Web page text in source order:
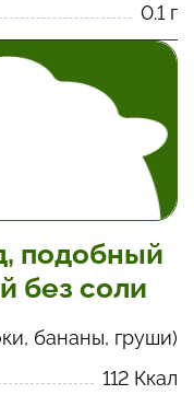
0.1 г
подобный
без соли
бананы, груши)
112 Ккал